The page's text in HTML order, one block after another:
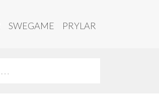
SWEGAME PRYLAR